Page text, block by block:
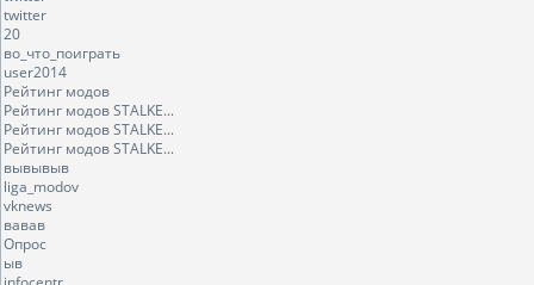
twitter
20
во_что_поиграть
user2014
Рейтинг модов
Рейтинг модов STALKE...
Рейтинг модов STALKE...
Рейтинг модов STALKE...
вывывыв
liga_modov
vknews
вавав
Опрос
ыв